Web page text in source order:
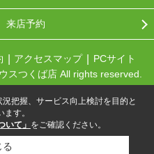
来店予約
アクセスマップ
PCサイト
スつくば店 All rights reserved.
把握、サービス向上検討を目的と
す。
いて」 をご確認ください。
る